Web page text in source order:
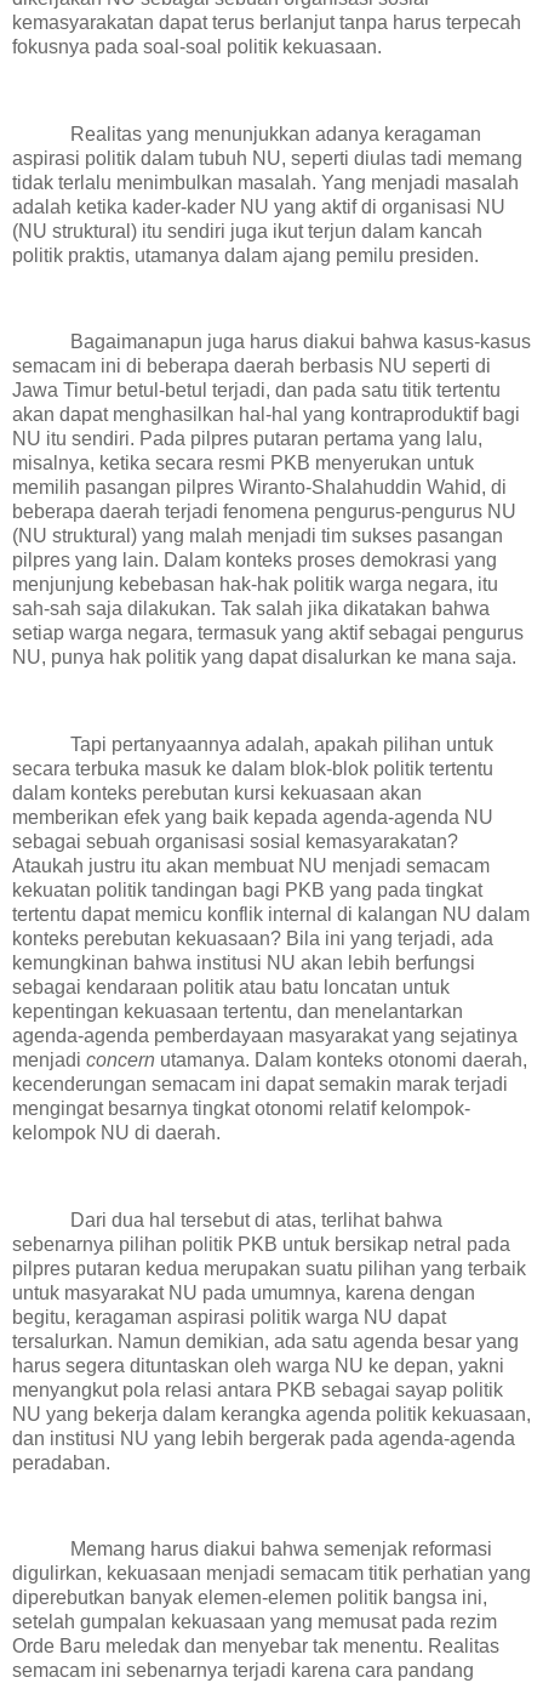
kemasyarakatan dapat terus berlanjut tanpa harus terpecah
fokusnya pada soal-soal politik kekuasaan.
Realitas yang menunjukkan adanya keragaman
aspirasi politik dalam tubuh NU, seperti diulas tadi memang
tidak terlalu menimbulkan masalah. Yang menjadi masalah
adalah ketika kader-kader NU yang aktif di organisasi NU
(NU struktural) itu sendiri juga ikut terjun dalam kancah
politik praktis, utamanya dalam ajang pemilu presiden.
Bagaimanapun juga harus diakui bahwa kasus-kasus
semacam ini di beberapa daerah berbasis NU seperti di
Jawa Timur betul-betul terjadi, dan pada satu titik tertentu
akan dapat menghasilkan hal-hal yang kontraproduktif bagi
NU itu sendiri. Pada pilpres putaran pertama yang lalu,
misalnya, ketika secara resmi PKB menyerukan untuk
memilih pasangan pilpres Wiranto-Shalahuddin Wahid, di
beberapa daerah terjadi fenomena pengurus-pengurus NU
(NU struktural) yang malah menjadi tim sukses pasangan
pilpres yang lain. Dalam konteks proses demokrasi yang
menjunjung kebebasan hak-hak politik warga negara, itu
sah-sah saja dilakukan. Tak salah jika dikatakan bahwa
setiap warga negara, termasuk yang aktif sebagai pengurus
NU, punya hak politik yang dapat disalurkan ke mana saja.
Tapi pertanyaannya adalah, apakah pilihan untuk
secara terbuka masuk ke dalam blok-blok politik tertentu
dalam konteks perebutan kursi kekuasaan akan
memberikan efek yang baik kepada agenda-agenda NU
sebagai sebuah organisasi sosial kemasyarakatan?
Ataukah justru itu akan membuat NU menjadi semacam
kekuatan politik tandingan bagi PKB yang pada tingkat
tertentu dapat memicu konflik internal di kalangan NU dalam
konteks perebutan kekuasaan? Bila ini yang terjadi, ada
kemungkinan bahwa institusi NU akan lebih berfungsi
sebagai kendaraan politik atau batu loncatan untuk
kepentingan kekuasaan tertentu, dan menelantarkan
agenda-agenda pemberdayaan masyarakat yang sejatinya
menjadi concern utamanya. Dalam konteks otonomi daerah,
kecenderungan semacam ini dapat semakin marak terjadi
mengingat besarnya tingkat otonomi relatif kelompok-
kelompok NU di daerah.
Dari dua hal tersebut di atas, terlihat bahwa
sebenarnya pilihan politik PKB untuk bersikap netral pada
pilpres putaran kedua merupakan suatu pilihan yang terbaik
untuk masyarakat NU pada umumnya, karena dengan
begitu, keragaman aspirasi politik warga NU dapat
tersalurkan. Namun demikian, ada satu agenda besar yang
harus segera dituntaskan oleh warga NU ke depan, yakni
menyangkut pola relasi antara PKB sebagai sayap politik
NU yang bekerja dalam kerangka agenda politik kekuasaan,
dan institusi NU yang lebih bergerak pada agenda-agenda
peradaban.
Memang harus diakui bahwa semenjak reformasi
digulirkan, kekuasaan menjadi semacam titik perhatian yang
diperebutkan banyak elemen-elemen politik bangsa ini,
setelah gumpalan kekuasaan yang memusat pada rezim
Orde Baru meledak dan menyebar tak menentu. Realitas
semacam ini sebenarnya terjadi karena cara pandang